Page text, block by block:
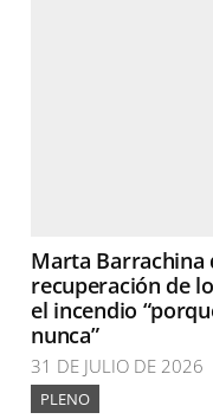
Marta Barrachina
recuperación de
el incendio
nunca”
31 DE JULIO DE 2026
PLENO